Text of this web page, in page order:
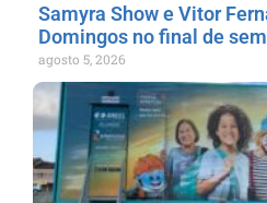
Samyra Show e Vitor
Domingos no final de
agosto 5, 2026